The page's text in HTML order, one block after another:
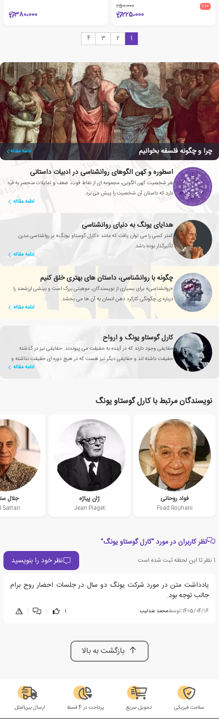
٪10 250،000
225،000 380،000
1
2
3
4
چرا و چگونه فلسفه بخوانیم ادامه مقاله
اسطوره و کهن الگوهای روانشناسی در ادبیات داستانی
هر شخصیت کهن الگویی، مجموعه ای از نقاط قوت، ضعف و تمایلات منحصر به فرد
دارد که داستان آن شخصیت را پیش می برد.
ادامه مقاله
هدایای یونگ به دنیای روانشناسی
کمتر کسی را می توان یافت که مانند «کارل گوستاو یونگ» بر رواشناسی مدرن
تأثیرگذار بوده باشد.
ادامه مقاله
چگونه با روانشناسی، داستان های بهتری خلق کنیم
«روانشناسی» برای بسیاری از نویسندگان، موهبتی بزرگ است و بینشی ارزشمند را
درباره ی چگونگی کارکرد ذهن انسان به آن ها می بخشد.
ادامه مقاله
کارل گوستاو یونگ و ارواح
حقایقی وجود دارند که در آینده به حقیقت می پیوندند. حقایقی نیز در گذشته
حقیقت داشته اند و حقایقی دیگر نیز هست که در هیچ دوره ای حقیقت نداشته و
ادامه مقاله
نویسندگان مرتبط با کارل گوستاو یونگ
فواد روحانی
Foad Rouhani
ژان پیاژه
Jean Piaget
جلال
Sattari
نظر کاربران در مورد "کارل گوستاو یونگ"
1نظر تا این لحظه ثبت شده است نظر خود را بنویسید
یادداشت متن در مورد شرکت یونگ دو سال در جلسات احضار روح برام
جالب توجه بود.
1405/04/16 توسطمحمد عندلیب 1
بازگشت به بالا
سلامت فیزیکی تحویل سریع پرداخت در 4 قسط ارسال بین‌الملل